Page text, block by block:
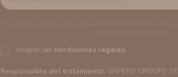
Acepto las condiciones legales.
Responsable del tratamiento: VAPERS GROUPS